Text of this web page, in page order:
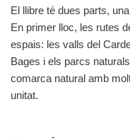
El llibre té dues parts,
En primer lloc, les rutes
espais: les valls del
Bages i els parcs
comarca natural amb
unitat.